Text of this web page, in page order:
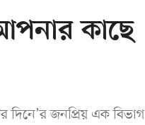
কাছে
দিনে’র জনপ্রিয় এক বিভাগ